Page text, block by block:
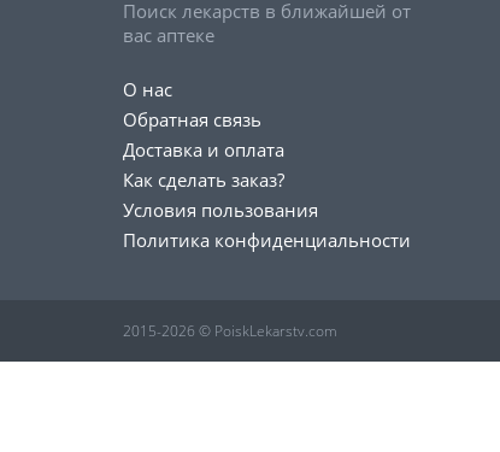
Поиск лекарств в ближайшей от
вас аптеке
О нас
Обратная связь
Доставка и оплата
Как сделать заказ?
Условия пользования
Политика конфиденциальности
2015-2026 © PoiskLekarstv.com